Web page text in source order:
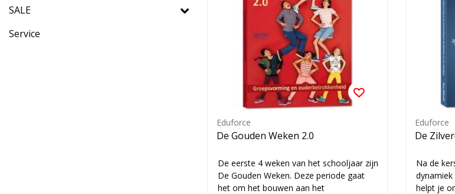
SALE
Service
Eduforce
De Gouden Weken 2.0
De eerste 4 weken van het schooljaar zijn
De Gouden Weken. Deze periode gaat
het om het bouwen aan het
Eduforce
De
Na de
dynamiek
helpt je